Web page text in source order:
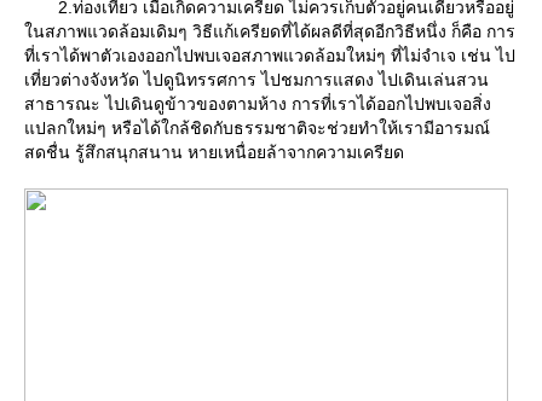
2.ท่องเที่ยว เมื่อเกิดความเครียด ไม่ควรเก็บตัวอยู่คนเดียวหรืออยู่
นสภาพแวดล้อมเดิมๆ วิธีแก้เครียดที่ได้ผลดีที่สุดอีกวิธีหนึ่ง ก็คือ การ
ที่เราได้พาตัวเองออกไปพบเจอสภาพแวดล้อมใหม่ๆ ที่ไม่จำเจ เช่น ไป
เที่ยวต่างจังหวัด ไปดูนิทรรศการ ไปชมการแสดง ไปเดินเล่นสวน
สาธารณะ ไปเดินดูข้าวของตามห้าง การที่เราได้ออกไปพบเจอสิ่ง
ปลกใหม่ๆ หรือได้ใกล้ชิดกับธรรมชาติจะช่วยทำให้เรามีอารมณ์
สดชื่น รู้สึกสนุกสนาน หายเหนื่อยล้าจากความเครียด